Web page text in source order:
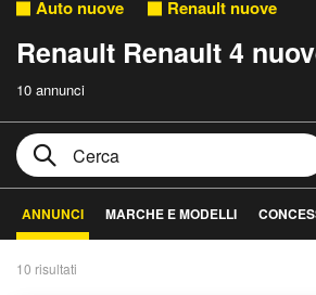
Auto nuove Renault nuove
Renault Renault 4
10 annunci
ANNUNCI MARCHE E MODELLI
10 risultati